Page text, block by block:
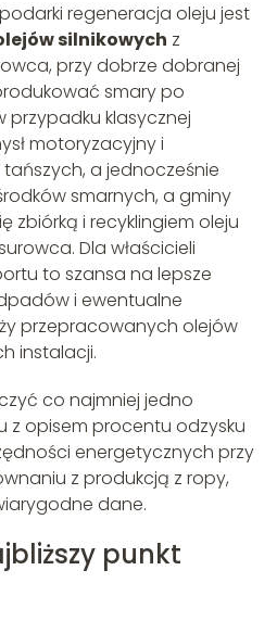
regeneracja oleju jest
silnikowych z
przy dobrze dobranej
smary po
przypadku klasycznej
motoryzacyjny i
a jednocześnie
smarnych, a gminy
zbiórką i recyklingiem oleju
Dla właścicieli
to szansa na lepsze
i ewentualne
przepracowanych olejów
instalacji.
co najmniej jedno
z opisem procentu odzysku
energetycznych przy
z produkcją z ropy,
dane.
punkt